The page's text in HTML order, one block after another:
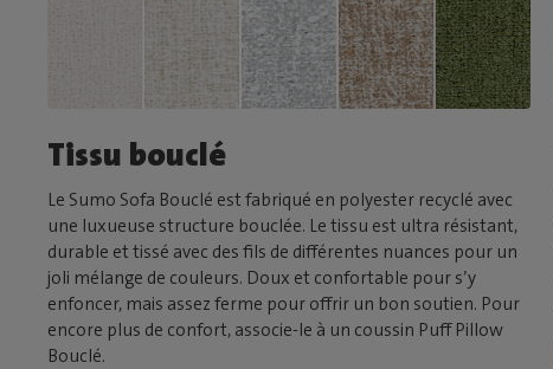
Tissu bouclé
Le Sumo Sofa Bouclé est fabriqué en polyester recyclé avec
une luxueuse structure bouclée. Le tissu est ultra résistant,
durable et tissé avec des fils de différentes nuances pour un
joli mélange de couleurs. Doux et confortable pour s’y
enfoncer, mais assez ferme pour offrir un bon soutien. Pour
encore plus de confort, associe-le à un coussin Puff Pillow
Bouclé.